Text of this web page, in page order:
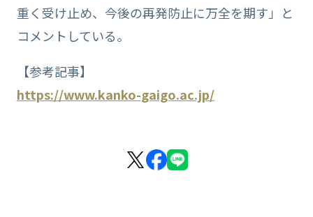
重く受け止め、今後の再発防止に万全を期す」と
コメントしている。
【参考記事】
https://www.kanko-gaigo.ac.jp/